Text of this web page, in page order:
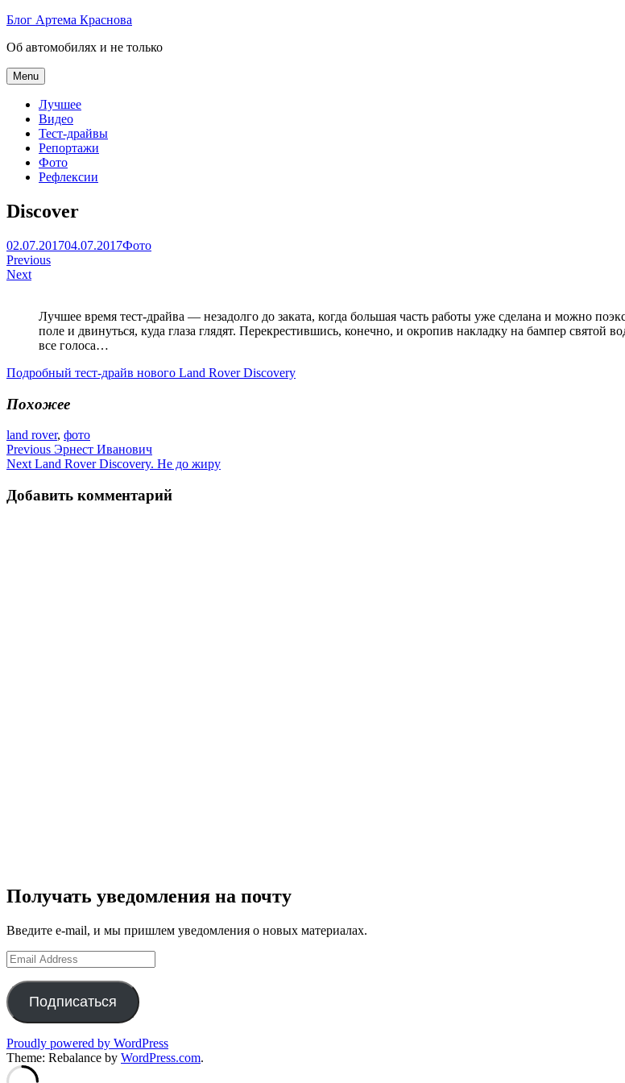
Skip
content
Блог Артема Краснова
Об автомобилях и не только
Menu
Лучшее
Видео
Тест-драйвы
Репортажи
Фото
Рефлексии
Discover
Артем
Краснов
02.07.201704.07.2017Фото
Навигация
по
Previous
Next
Лучшее время тест-драйва — незадолго до заката, когда большая часть работы уже сделана и можно
поле и двинуться, куда глаза глядят. Перекрестившись, конечно, и окропив накладку на бампер святой
все голоса…
Подробный тест-драйв нового Land Rover Discovery
Похожее
land rover, фото
Навигация
по
записям
Previous Эрнест Иванович
Next Land Rover Discovery. Не до жиру
Добавить комментарий
Получать уведомления на почту
Введите e-mail, и мы пришлем уведомления о новых материалах.
Email
Address
Подписаться
Proudly powered by WordPress
Theme: Rebalance by WordPress.com.